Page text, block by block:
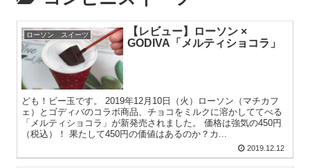
ローソン スイーツ
【レビュー】ローソン ×
GODIVA「メルティショコラ」
ども！ビー玉です。 2019年12月10日（火）ローソン（マチカフ
ェ）とゴディバのコラボ商品、チョコをミルクに溶かしててべる
「メルティショコラ」が新発売されました。 価格は強気の450円
（税込）！ 果たして450円の価値はあるのか？カ...
2019.12.12